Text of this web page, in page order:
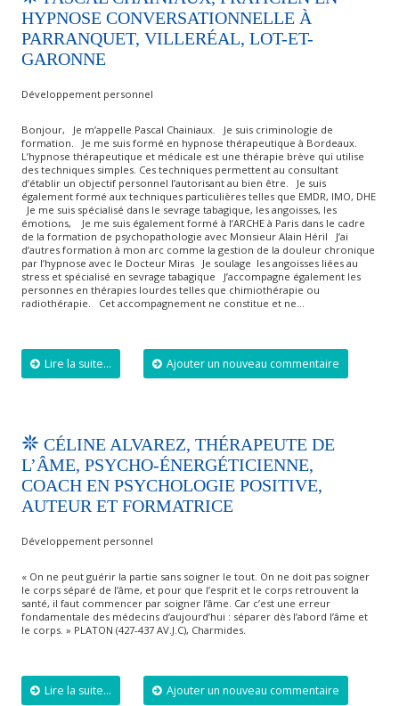
HYPNOSE CONVERSATIONNELLE À
PARRANQUET, VILLERÉAL, LOT-ET-
GARONNE
Développement personnel
Bonjour, Je m’appelle Pascal Chainiaux. Je suis criminologie de
formation. Je me suis formé en hypnose thérapeutique à Bordeaux.
L’hypnose thérapeutique et médicale est une thérapie brève qui utilise
des techniques simples. Ces techniques permettent au consultant
d’établir un objectif personnel l’autorisant au bien être. Je suis
également formé aux techniques particulières telles que EMDR, IMO, DHE
Je me suis spécialisé dans le sevrage tabagique, les angoisses, les
émotions, Je me suis également formé à l’ARCHE à Paris dans le cadre
de la formation de psychopathologie avec Monsieur Alain Héril J’ai
d’autres formation à mon arc comme la gestion de la douleur chronique
par l’hypnose avec le Docteur Miras Je soulage les angoisses liées au
stress et spécialisé en sevrage tabagique J’accompagne également les
personnes en thérapies lourdes telles que chimiothérapie ou
radiothérapie. Cet accompagnement ne constitue et ne…
Lire la suite... Ajouter un nouveau commentaire
CÉLINE ALVAREZ, THÉRAPEUTE DE
L’ÂME, PSYCHO-ÉNERGÉTICIENNE,
COACH EN PSYCHOLOGIE POSITIVE,
AUTEUR ET FORMATRICE
Développement personnel
« On ne peut guérir la partie sans soigner le tout. On ne doit pas soigner
le corps séparé de l’âme, et pour que l’esprit et le corps retrouvent la
santé, il faut commencer par soigner l’âme. Car c’est une erreur
fondamentale des médecins d’aujourd’hui : séparer dès l’abord l’âme et
le corps. » PLATON (427-437 AV.J.C), Charmides.
Lire la suite... Ajouter un nouveau commentaire